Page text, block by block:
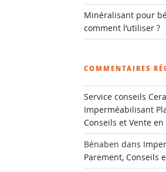
Minéralisant pour
comment l’utiliser ?
COMMENTAIRES
Service conseils
Imperméabilisant
Conseils et Vente
Bénaben dans
Parement, Conseils